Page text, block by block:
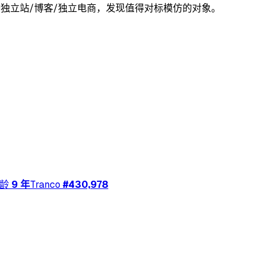
站/博客/独立电商，发现值得对标模仿的对象。
9 年Tranco #430,978